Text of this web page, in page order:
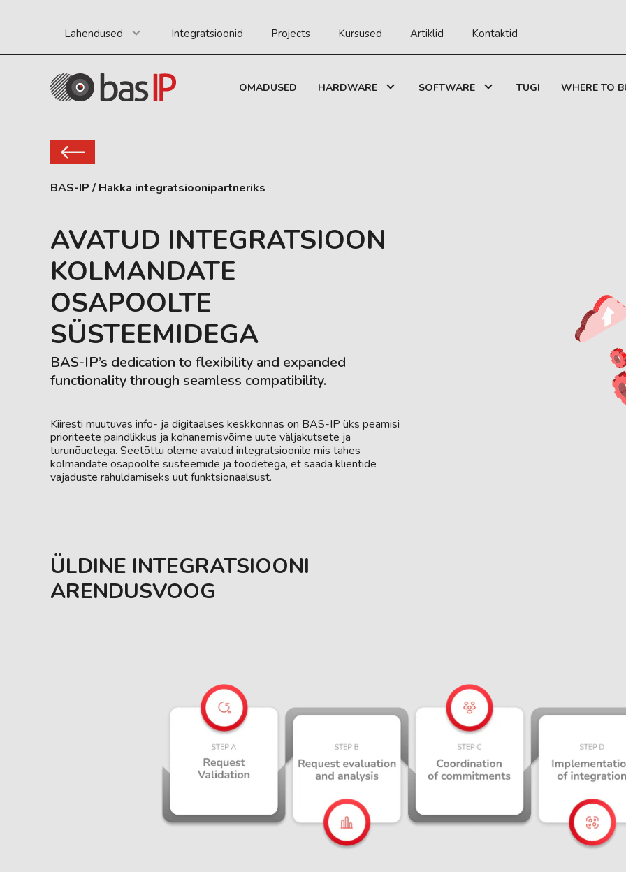
Lahendused Integratsioonid Projects Kursused Artiklid Kontaktid
OMADUSED HARDWARE SOFTWARE TUGI WHERE TO
BAS-IP / Hakka integratsioonipartneriks
AVATUD INTEGRATSIOON
KOLMANDATE
OSAPOOLTE
SÜSTEEMIDEGA
BAS-IP’s dedication to flexibility and expanded
functionality through seamless compatibility.
Kiiresti muutuvas info- ja digitaalses keskkonnas on BAS-IP üks peamisi
prioriteete paindlikkus ja kohanemisvõime uute väljakutsete ja
turunõuetega. Seetõttu oleme avatud integratsioonile mis tahes
kolmandate osapoolte süsteemide ja toodetega, et saada klientide
vajaduste rahuldamiseks uut funktsionaalsust.
ÜLDINE INTEGRATSIOONI
ARENDUSVOOG